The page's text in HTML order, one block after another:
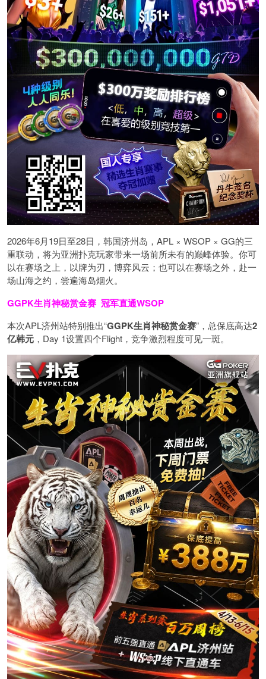
2026年6月19日至28日，韩国济州岛，APL × WSOP × GG的三
重联动，将为亚洲扑克玩家带来一场前所未有的巅峰体验。 你可
以在赛场之上，以牌为刃，博弈风云；也可以在赛场之外，赴一
场山海之约，尝遍海岛烟火。
GGPK生肖神秘赏金赛 冠军直通WSOP
本次APL济州站特别推出“GGPK生肖神秘赏金赛”，总保底高达2
亿韩元 ，Day 1设置四个Flight，竞争激烈程度可见一斑。